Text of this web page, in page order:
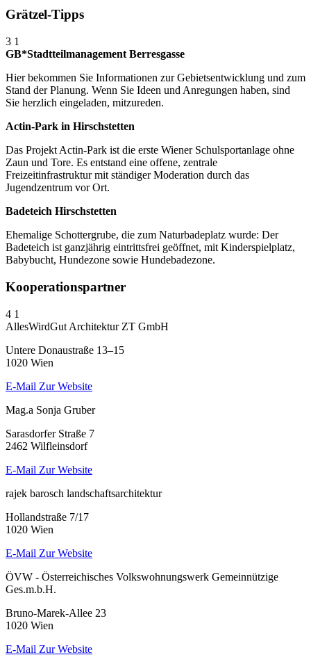
Grätzel-Tipps
3 1
GB*Stadtteilmanagement Berresgasse
Hier bekommen Sie Informationen zur Gebietsentwicklung und zum
Stand der Planung. Wenn Sie Ideen und Anregungen haben, sind
Sie herzlich eingeladen, mitzureden.
Actin-Park in Hirschstetten
Das Projekt Actin-Park ist die erste Wiener Schulsportanlage ohne
Zaun und Tore. Es entstand eine offene, zentrale
Freizeitinfrastruktur mit ständiger Moderation durch das
Jugendzentrum vor Ort.
Badeteich Hirschstetten
Ehemalige Schottergrube, die zum Naturbadeplatz wurde: Der
Badeteich ist ganzjährig eintrittsfrei geöffnet, mit Kinderspielplatz,
Babybucht, Hundezone sowie Hundebadezone.
Kooperationspartner
4 1
AllesWirdGut Architektur ZT GmbH
Untere Donaustraße 13–15
1020 Wien
E-Mail Zur Website
Mag.a Sonja Gruber
Sarasdorfer Straße 7
2462 Wilfleinsdorf
E-Mail Zur Website
rajek barosch landschaftsarchitektur
Hollandstraße 7/17
1020 Wien
E-Mail Zur Website
ÖVW - Österreichisches Volkswohnungswerk Gemeinnützige
Ges.m.b.H.
Bruno-Marek-Allee 23
1020 Wien
E-Mail Zur Website